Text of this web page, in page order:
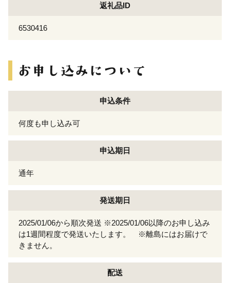
返礼品ID
6530416
申込条件
何度も申し込み可
申込期日
通年
発送期日
2025/01/06から順次発送 ※2025/01/06以降のお申し込み
は1週間程度で発送いたします。 ※離島にはお届けで
きません。
配送